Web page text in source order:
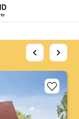
chevron_left chevron_right